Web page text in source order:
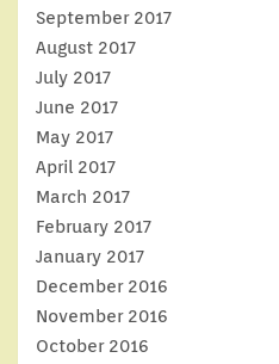
September 2017
August 2017
July 2017
June 2017
May 2017
April 2017
March 2017
February 2017
January 2017
December 2016
November 2016
October 2016